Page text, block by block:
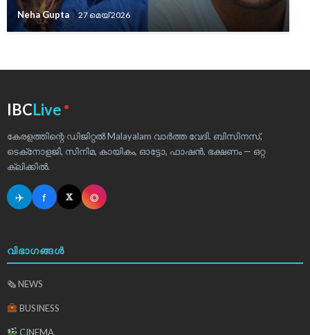
Neha Gupta 27 മെയ്‌ 2026
IBCLive ●
കേരളത്തിന്റെ ഡിജിറ്റൽ Malayalam വാർത്ത വേദി. ബിസിനസ്,
ടെക്‌നോളജി, സിനിമ, കായികം, ഓട്ടോ, ഫാഷൻ, ഭക്ഷണം — ഒറ്റ
ക്ലിക്കിൽ.
✈ f 𝕏 ◎
വിഭാഗങ്ങൾ
🗞 NEWS
BUSINESS
CINEMA